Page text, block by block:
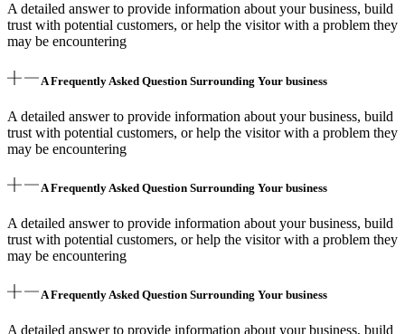
A detailed answer to provide information about your business, build
trust with potential customers, or help the visitor with a problem they
may be encountering
A Frequently Asked Question Surrounding Your business
A detailed answer to provide information about your business, build
trust with potential customers, or help the visitor with a problem they
may be encountering
A Frequently Asked Question Surrounding Your business
A detailed answer to provide information about your business, build
trust with potential customers, or help the visitor with a problem they
may be encountering
A Frequently Asked Question Surrounding Your business
A detailed answer to provide information about your business, build